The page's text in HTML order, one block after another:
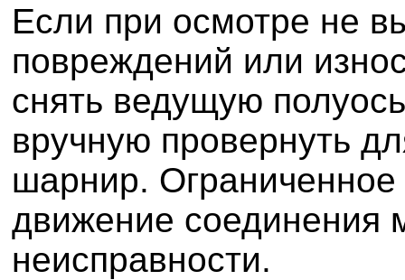
Если при осмотре не
повреждений или
снять ведущую
вручную провернуть
шарнир. Ограниченное
движение соединения
неисправности.